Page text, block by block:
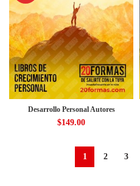
Desarrollo Personal Autores
$149.00
1 2 3